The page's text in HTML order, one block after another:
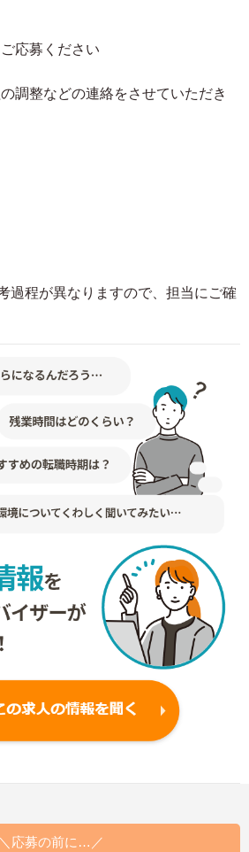
応募ください
調整などの連絡をさせていただき
過程が異なりますので、担当にご確
＼応募の前に…／